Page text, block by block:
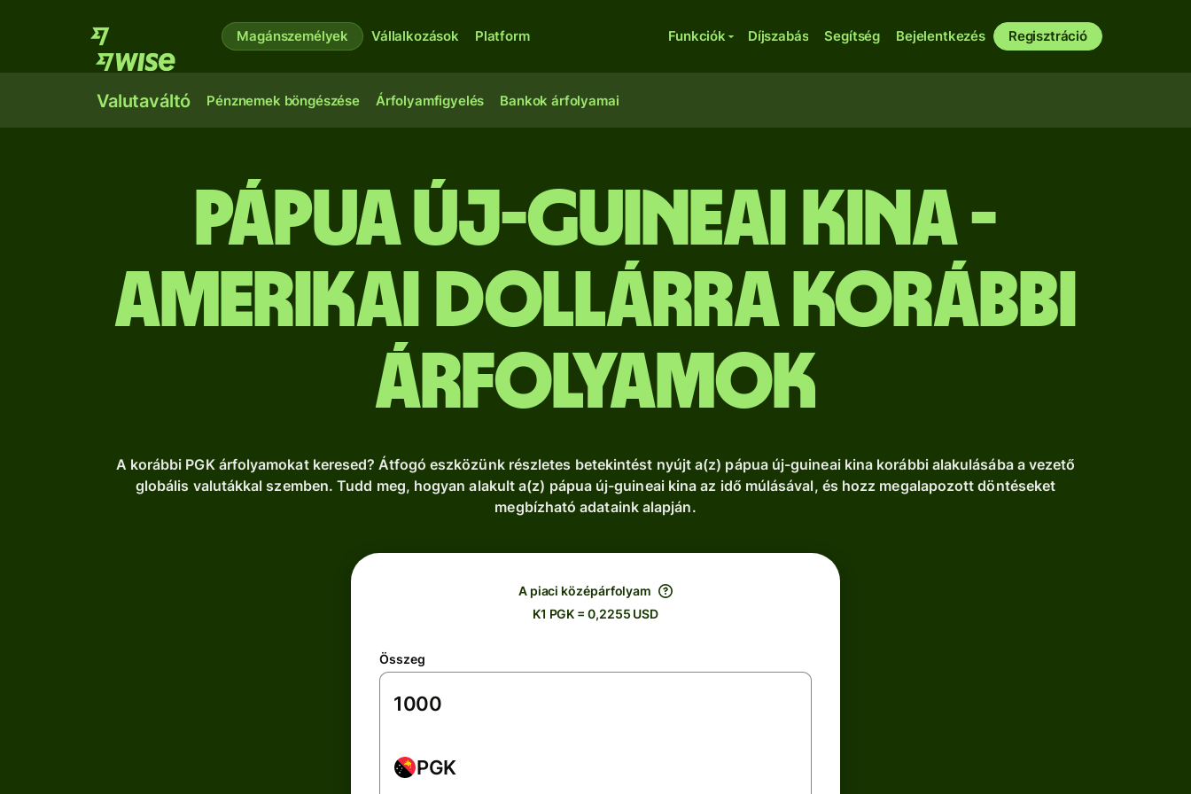
Magánszemélyek Vállalkozások Platform Funkciók Díjszabás Segítség Bejelentkezés Regisztráció
Valutaváltó Pénznemek böngészése Árfolyamfigyelés Bankok árfolyamai
pápua új-guineai kina -
amerikai dollárra Korábbi
árfolyamok
A korábbi PGK árfolyamokat keresed? Átfogó eszközünk részletes betekintést nyújt a(z) pápua új-guineai kina korábbi alakulásába a vezető
globális valutákkal szemben. Tudd meg, hogyan alakult a(z) pápua új-guineai kina az idő múlásával, és hozz megalapozott döntéseket
megbízható adataink alapján.
A piaci középárfolyam
K1 PGK = 0,2255 USD
Összeg
PGK